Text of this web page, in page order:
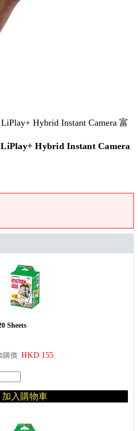
Hybrid Instant Camera
Sheets
購價 HKD 155
加入購物車